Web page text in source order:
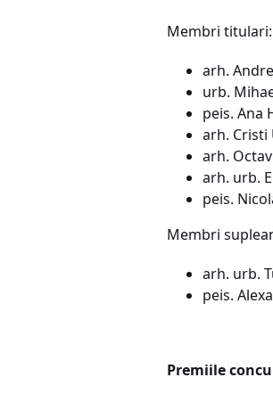
Membri titulari:
arh.
urb.
peis. Ana
arh. Cristi
arh.
arh. urb.
peis.
Membri
arh. urb.
peis.
Premiile